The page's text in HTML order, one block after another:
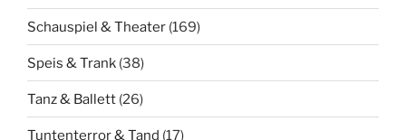
Schauspiel & Theater (169)
Speis & Trank (38)
Tanz & Ballett (26)
Tuntenterror & Tand (17)